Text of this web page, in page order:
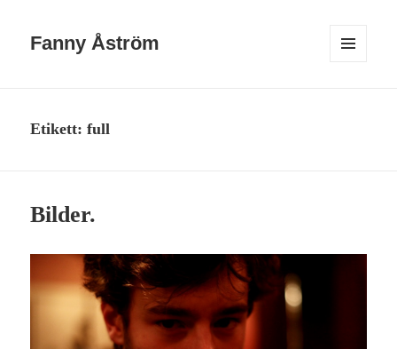
Fanny Åström
Etikett:full
Bilder.